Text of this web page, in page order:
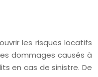
les risques locatifs
dommages causés à
en cas de sinistre. De